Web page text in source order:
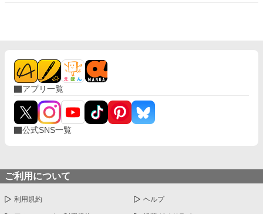
アプリ一覧
公式SNS一覧
ご利用について
利用規約 ヘルプ